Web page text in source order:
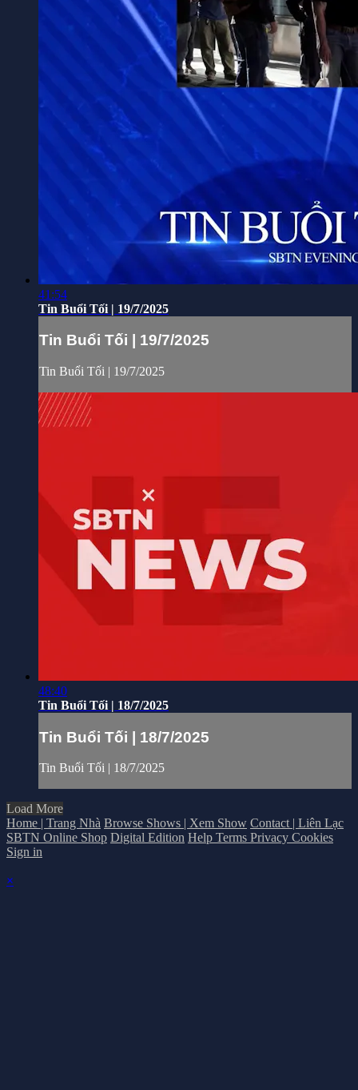
41:54
Tin Buổi Tối | 19/7/2025
Tin Buổi Tối | 19/7/2025
Tin Buổi Tối | 19/7/2025
48:40
Tin Buổi Tối | 18/7/2025
Tin Buổi Tối | 18/7/2025
Tin Buổi Tối | 18/7/2025
Load More
Home | Trang Nhà Browse Shows | Xem Show Contact | Liên Lạc
SBTN Online Shop Digital Edition Help Terms Privacy Cookies
Sign in
×